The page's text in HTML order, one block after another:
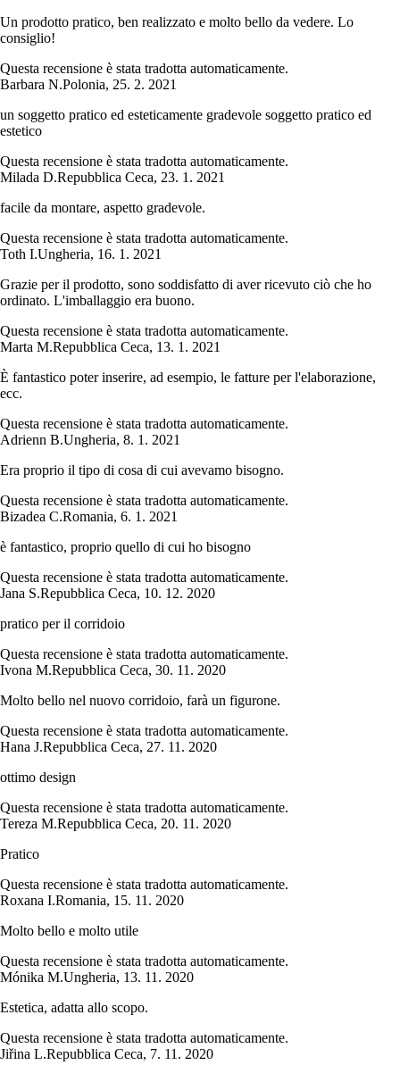
Un prodotto pratico, ben realizzato e molto bello da vedere. Lo
consiglio!
Questa recensione è stata tradotta automaticamente.
Barbara N.Polonia, 25. 2. 2021
un soggetto pratico ed esteticamente gradevole soggetto pratico ed
estetico
Questa recensione è stata tradotta automaticamente.
Milada D.Repubblica Ceca, 23. 1. 2021
facile da montare, aspetto gradevole.
Questa recensione è stata tradotta automaticamente.
Toth I.Ungheria, 16. 1. 2021
Grazie per il prodotto, sono soddisfatto di aver ricevuto ciò che ho
ordinato. L'imballaggio era buono.
Questa recensione è stata tradotta automaticamente.
Marta M.Repubblica Ceca, 13. 1. 2021
È fantastico poter inserire, ad esempio, le fatture per l'elaborazione,
ecc.
Questa recensione è stata tradotta automaticamente.
Adrienn B.Ungheria, 8. 1. 2021
Era proprio il tipo di cosa di cui avevamo bisogno.
Questa recensione è stata tradotta automaticamente.
Bizadea C.Romania, 6. 1. 2021
è fantastico, proprio quello di cui ho bisogno
Questa recensione è stata tradotta automaticamente.
Jana S.Repubblica Ceca, 10. 12. 2020
pratico per il corridoio
Questa recensione è stata tradotta automaticamente.
Ivona M.Repubblica Ceca, 30. 11. 2020
Molto bello nel nuovo corridoio, farà un figurone.
Questa recensione è stata tradotta automaticamente.
Hana J.Repubblica Ceca, 27. 11. 2020
ottimo design
Questa recensione è stata tradotta automaticamente.
Tereza M.Repubblica Ceca, 20. 11. 2020
Pratico
Questa recensione è stata tradotta automaticamente.
Roxana I.Romania, 15. 11. 2020
Molto bello e molto utile
Questa recensione è stata tradotta automaticamente.
Mónika M.Ungheria, 13. 11. 2020
Estetica, adatta allo scopo.
Questa recensione è stata tradotta automaticamente.
Jiřina L.Repubblica Ceca, 7. 11. 2020